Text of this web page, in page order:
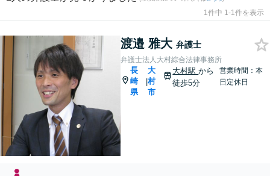
1件中 1-1件を表示
渡邉 雅大 弁護士
弁護士法人大村綜合法律事務所
長
崎
県
|
大
村
市
大村駅から
徒歩5分
営業時間：本
日定休日